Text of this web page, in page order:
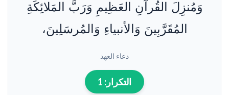
وَمُنزِلَ القُرآنِ العَظِيمِ وَرَبَّ المَلائِكَةِ
المُقَرَّبِينَ وَالأنبياءِ وَالمُرسَلِينَ،
دعاء العهد
التكرار: 1